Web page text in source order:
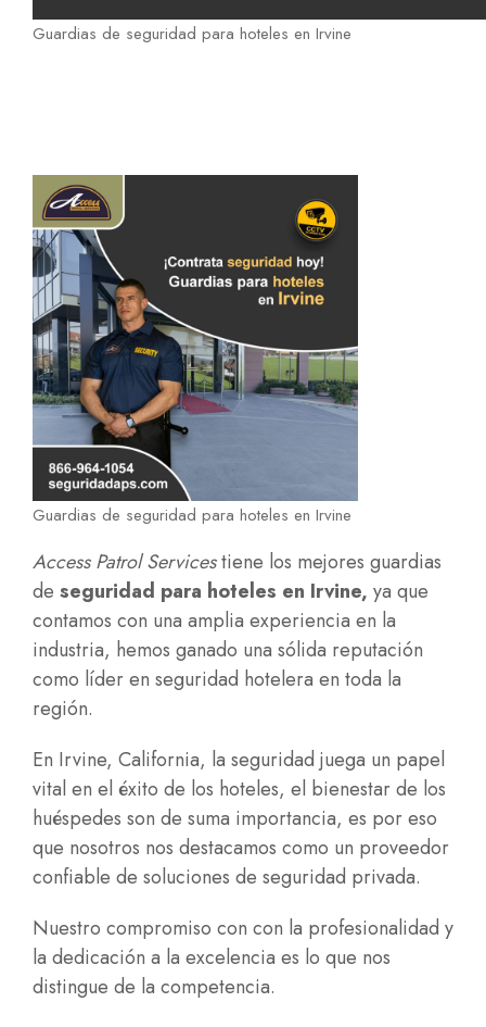
Guardias de seguridad para hoteles en Irvine
Guardias de seguridad para hoteles en Irvine
Access Patrol Servicestiene los mejores guardias
de seguridad para hoteles en Irvine, ya que
contamos con una amplia experiencia en la
industria, hemos ganado una sólida reputación
como líder en seguridad hotelera en toda la
región.
En Irvine, California, la seguridad juega un papel
vital en el éxito de los hoteles, el bienestar de los
huéspedes son de suma importancia, es por eso
que nosotros nos destacamos como un proveedor
confiable de soluciones de seguridad privada.
Nuestro compromiso con con la profesionalidad y
la dedicación a la excelencia es lo que nos
distingue de la competencia.